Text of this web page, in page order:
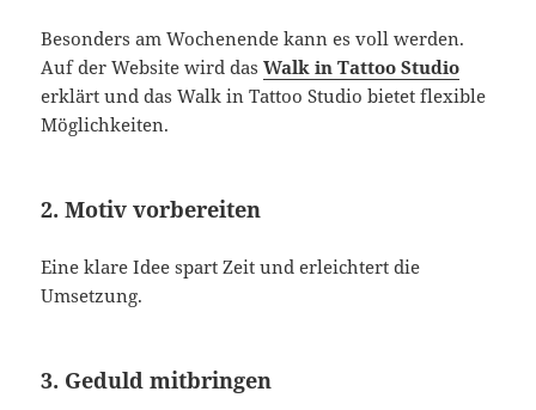
Besonders am Wochenende kann es voll werden.
Auf der Website wird dasWalk in Tattoo Studio
erklärt und das Walk in Tattoo Studio bietet flexible
Möglichkeiten.
2. Motiv vorbereiten
Eine klare Idee spart Zeit und erleichtert die
Umsetzung.
3. Geduld mitbringen